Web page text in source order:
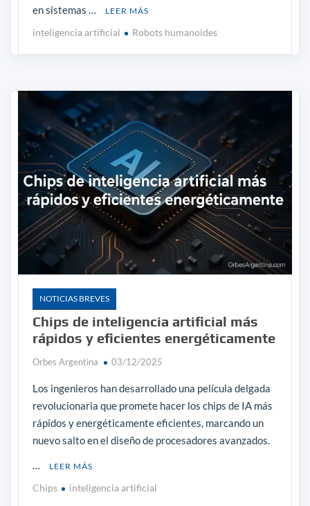
en sistemas …
LEER MÁS
inteligencia artificial Robots humanoides
NOTICIAS BREVES
Chips de inteligencia artificial más
rápidos y eficientes energéticamente
Orbes Argentina 03/12/2025
Los ingenieros han desarrollado una película delgada
revolucionaria que promete hacer los chips de IA más
rápidos y energéticamente eficientes, marcando un
nuevo salto en el diseño de procesadores avanzados.
…
LEER MÁS
Chips inteligencia artificial